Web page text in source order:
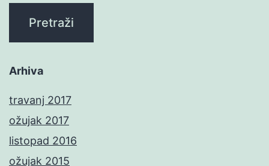
Arhiva
travanj 2017
ožujak 2017
listopad 2016
ožujak 2015